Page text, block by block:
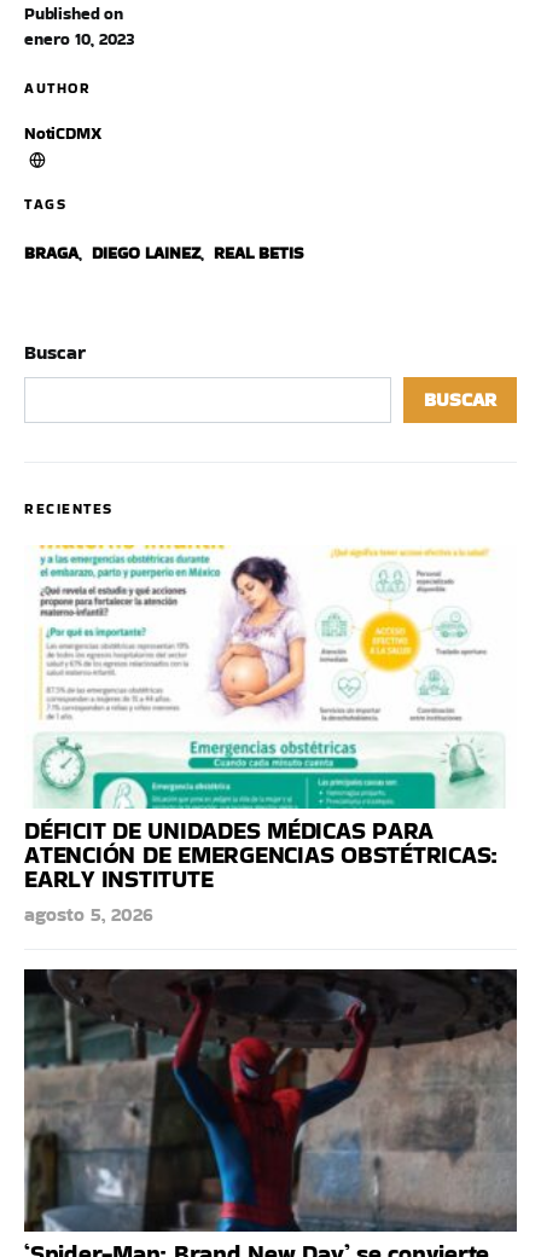
Published on
enero 10, 2023
AUTHOR
NotiCDMX
TAGS
BRAGA, DIEGO LAINEZ, REAL BETIS
Buscar
BUSCAR
RECIENTES
DÉFICIT DE UNIDADES MÉDICAS PARA
ATENCIÓN DE EMERGENCIAS OBSTÉTRICAS:
EARLY INSTITUTE
agosto 5, 2026